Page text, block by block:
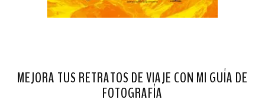
MEJORA TUS RETRATOS DE VIAJE CON MI GUÍA DE
FOTOGRAFÍA